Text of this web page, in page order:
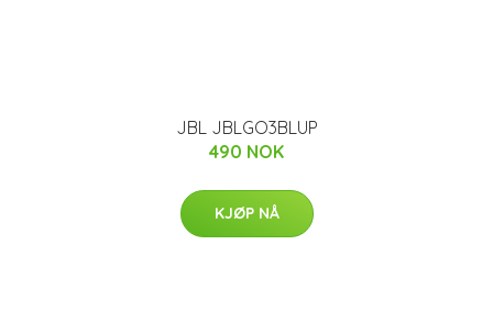
JBL JBLGO3BLUP
490 NOK
KJØP NÅ